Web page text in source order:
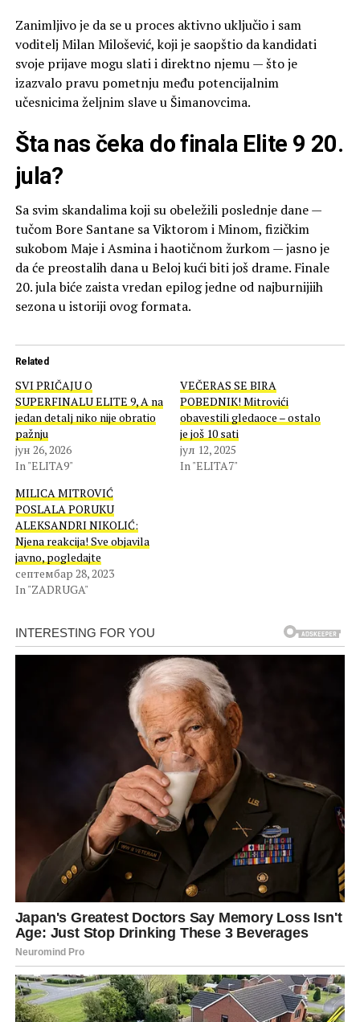
Zanimljivo je da se u proces aktivno uključio i sam
voditelj Milan Milošević, koji je saopštio da kandidati
svoje prijave mogu slati i direktno njemu — što je
izazvalo pravu pometnju među potencijalnim
učesnicima željnim slave u Šimanovcima.
Šta nas čeka do finala Elite 9 20.
jula?
Sa svim skandalima koji su obeležili poslednje dane —
tučom Bore Santane sa Viktorom i Minom, fizičkim
sukobom Maje i Asmina i haotičnom žurkom — jasno je
da će preostalih dana u Beloj kući biti još drame. Finale
20. jula biće zaista vredan epilog jedne od najburnijiih
sezona u istoriji ovog formata.
Related
SVI PRIČAJU O
SUPERFINALU ELITE 9, A na
jedan detalj niko nije obratio
pažnju
јун 26, 2026
In "ELITA9"
VEČERAS SE BIRA
POBEDNIK! Mitrovići
obavestili gledaoce – ostalo
je još 10 sati
јул 12, 2025
In "ELITA7"
MILICA MITROVIĆ
POSLALA PORUKU
ALEKSANDRI NIKOLIĆ:
Njena reakcija! Sve objavila
javno, pogledajte
септембар 28, 2023
In "ZADRUGA"